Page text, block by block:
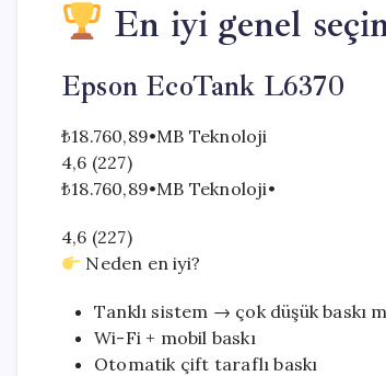
En iyi genel
Epson EcoTank L6370
₺18.760,89•MB Teknoloji
4,6 (227)
₺18.760,89•MB Teknoloji•
4,6 (227)
Neden en iyi?
Tanklı sistem → çok düşük baskı
Wi-Fi + mobil baskı
Otomatik çift taraflı baskı